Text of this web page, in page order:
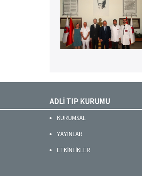
ADLİ TIP KURUMU
KURUMSAL
YAYINLAR
ETKİNLİKLER